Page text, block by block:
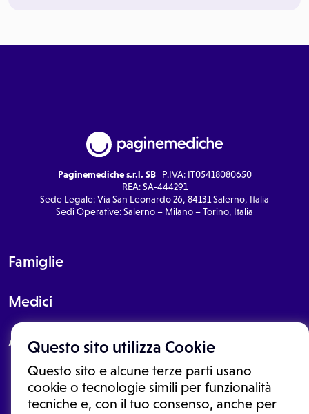
Questo sito utilizza Cookie
Questo sito e alcune terze parti usano
cookie o tecnologie simili per funzionalità
tecniche e, con il tuo consenso, anche per
Paginemediche s.r.l. SB| P.IVA: IT05418080650
REA: SA-444291
Sede Legale: Via San Leonardo 26, 84131 Salerno, Italia
Sedi Operative: Salerno – Milano – Torino, Italia
Famiglie
Medici
About
Le informazioni proposte in questo sito non sono un consulto medico.